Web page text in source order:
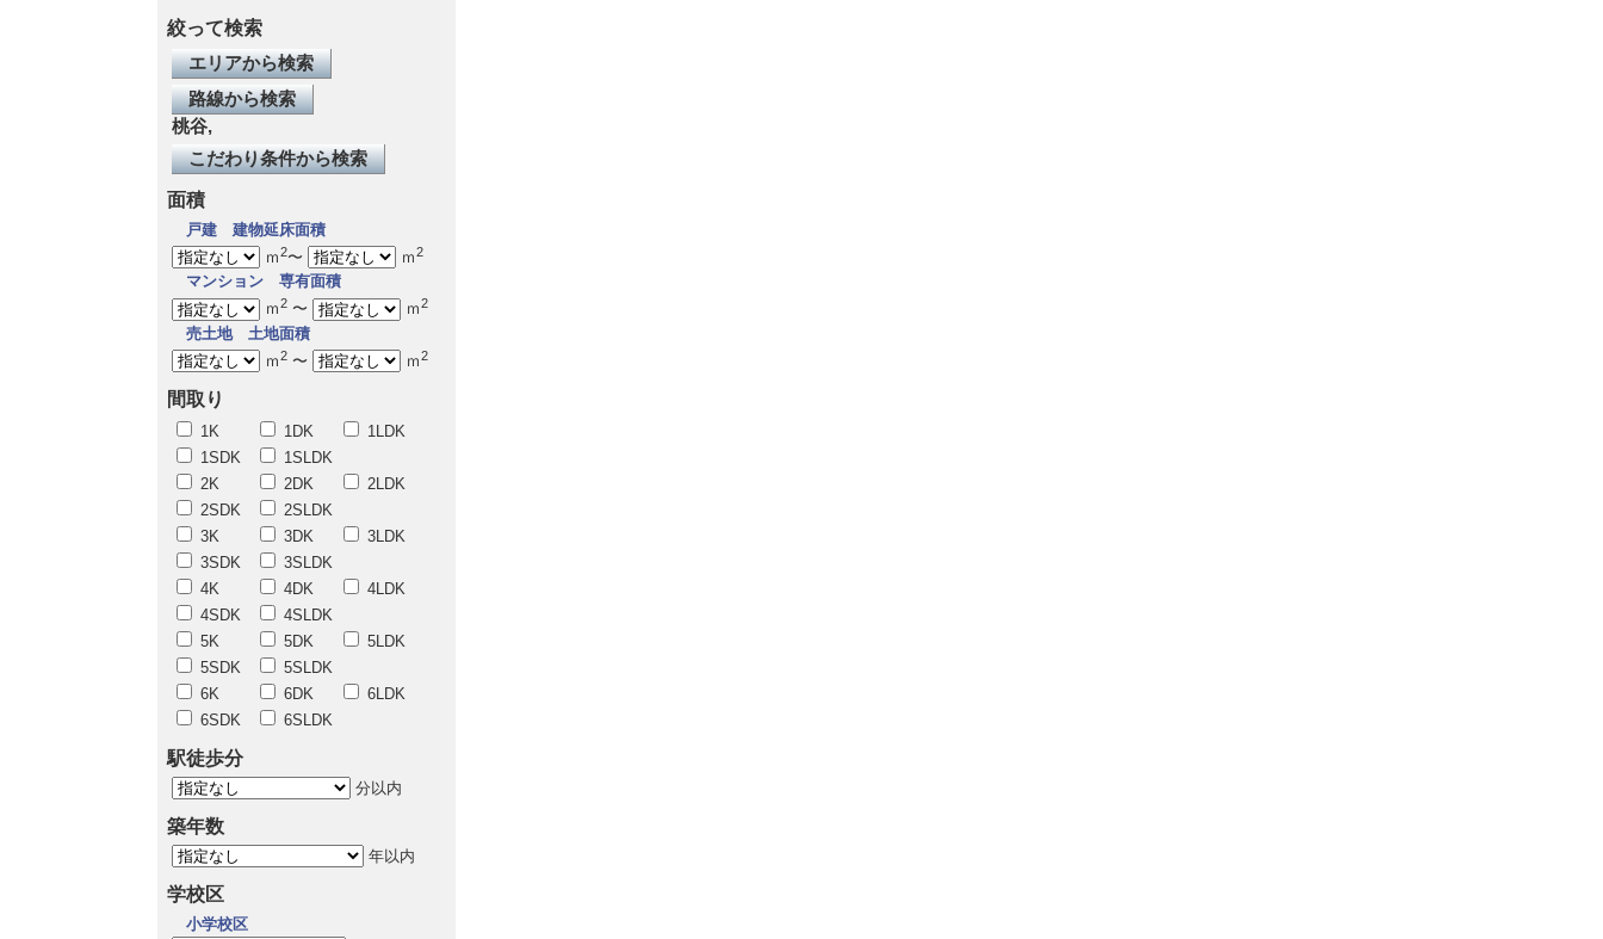
絞って検索
エリアから検索
路線から検索
桃谷,
こだわり条件から検索
面積
戸建 建物延床面積
ｍ2〜 ｍ2
マンション 専有面積
ｍ2 〜 ｍ2
売土地土地面積
ｍ2 〜 ｍ2
間取り
1K 1DK
1LDK
1SDK
1SLDK
2K
2DK
2LDK
2SDK
2SLDK
3K
3DK
3LDK
3SDK
3SLDK
4K
4DK
4LDK
4SDK
4SLDK
5K
5DK
5LDK
5SDK
5SLDK
6K
6DK
6LDK
6SDK
6SLDK
駅徒歩分
分以内
築年数
年以内
学校区
小学校区